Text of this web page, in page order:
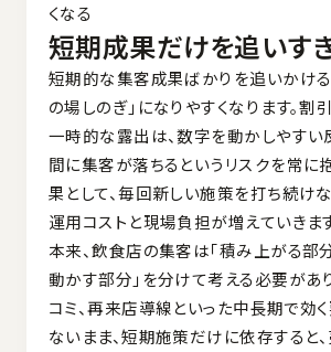
くなる
短期成果だけを追いす
短期的な集客成果ばかりを追いかける
の場しのぎ」になりやすくなります。割
一時的な露出は、数字を動かしやすい
間に集客が落ちるというリスクを常に
果として、毎回新しい施策を打ち続け
運用コストと現場負担が増えていきます
本来、飲食店の集客は「積み上がる部
動かす部分」を分けて考える必要があ
コミ、再来店導線といった中長期で効
ないまま、短期施策だけに依存すると